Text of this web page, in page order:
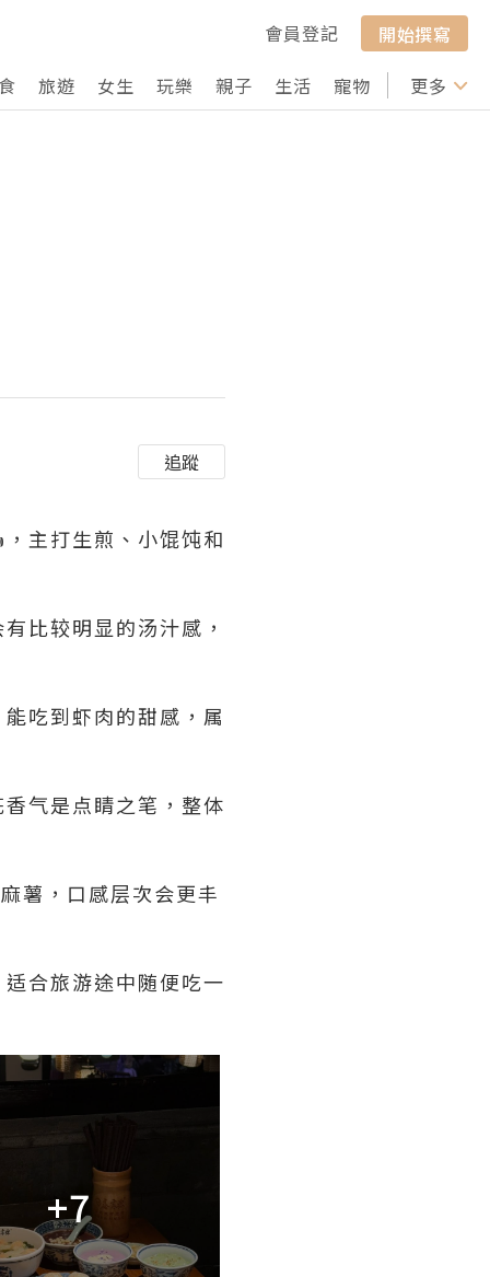
會員登記
開始撰寫
旅遊 女生 玩樂 親子 生活 寵物 行山 打卡
更多
追蹤
主打生煎、小馄饨和
比较明显的汤汁感，
吃到虾肉的甜感，属
气是点睛之笔，整体
薯，口感层次会更丰
合旅游途中随便吃一
+7